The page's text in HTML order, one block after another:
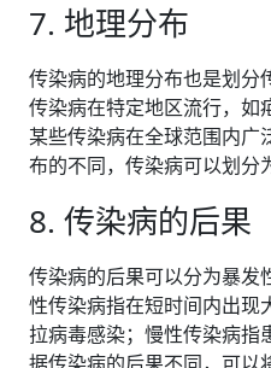
7. 地理分布
传染病的地理分布也是划分
传染病在特定地区流行，如
某些传染病在全球范围内广
布的不同，传染病可以划分
8. 传染病的后果
传染病的后果可以分为暴发
性传染病指在短时间内出现
拉病毒感染；慢性传染病指